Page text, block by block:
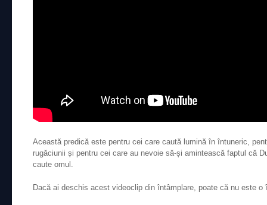
Această predică este pentru cei care caută lumină în întuneric,
rugăciunii și pentru cei care au nevoie să-și amintească faptul că
caute omul.
Dacă ai deschis acest videoclip din întâmplare, poate că nu este o